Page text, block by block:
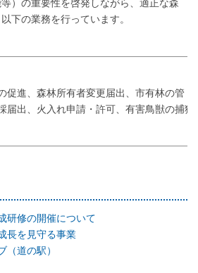
）の重要性を啓発しながら、適正な森
下の業務を行っています。
促進、森林所有者変更届出、市有林の管
届出、火入れ申請・許可、有害鳥獣の捕獲
研修の開催について
長を見守る事業
（道の駅）